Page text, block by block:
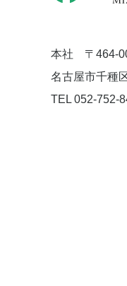
本社 〒464-
名古屋市千種
TEL 052-752-